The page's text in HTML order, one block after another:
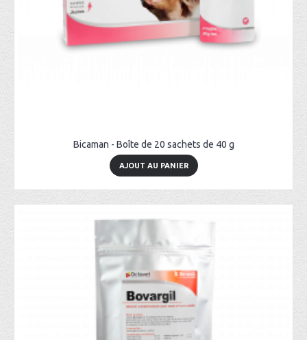
Bicaman - Boîte de 20 sachets de 40 g
AJOUT AU PANIER